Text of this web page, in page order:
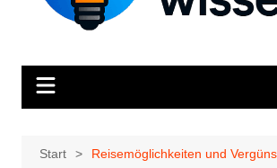
Start Reisemöglichkeiten und